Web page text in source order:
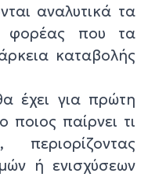
αναλυτικά τα
φορέας που τα
καταβολής
έχει για πρώτη
παίρνει τι
ή ενισχύσεων